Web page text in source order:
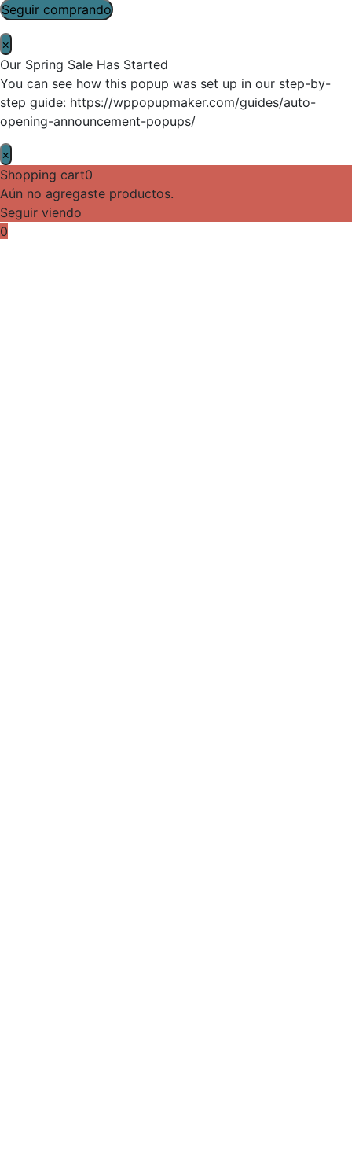
Seguir comprando
×
Our Spring Sale Has Started
You can see how this popup was set up in our step-by-
step guide: https://wppopupmaker.com/guides/auto-
opening-announcement-popups/
×
Shopping cart0
Aún no agregaste productos.
Seguir viendo
0